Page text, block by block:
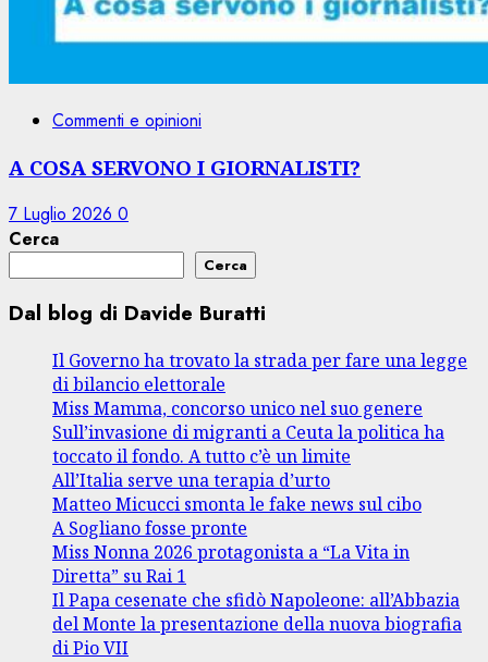
Commenti e opinioni
A COSA SERVONO I GIORNALISTI?
7 Luglio 2026 0
Cerca
Cerca
Dal blog di Davide Buratti
Il Governo ha trovato la strada per fare una legge
di bilancio elettorale
Miss Mamma, concorso unico nel suo genere
Sull’invasione di migranti a Ceuta la politica ha
toccato il fondo. A tutto c’è un limite
All’Italia serve una terapia d’urto
Matteo Micucci smonta le fake news sul cibo
A Sogliano fosse pronte
Miss Nonna 2026 protagonista a “La Vita in
Diretta” su Rai 1
Il Papa cesenate che sfidò Napoleone: all’Abbazia
del Monte la presentazione della nuova biografia
di Pio VII